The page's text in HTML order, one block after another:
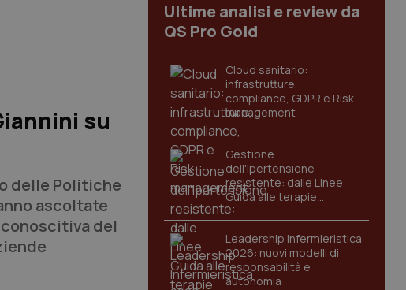
su
delle Politiche
ascoltate
del
Ultime analisi e review da
QS Pro Gold
Cloud sanitario:
infrastrutture,
compliance, GDPR e Risk
management
Gestione
dell'Ipertensione
resistente: dalle Linee
Guida alle terapie
innovative
Leadership Infermieristica
2026: nuovi modelli di
responsabilità e
autonomia